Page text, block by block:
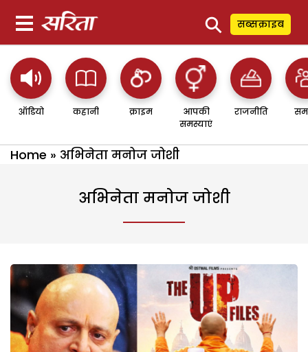
⚲ सब्सक्राइब
ऑडियो कहानी क्राइम
आपकी
समस्याएं
राजनीति
Home » अभिनेता मनोज जोशी
अभिनेता मनोज जोशी